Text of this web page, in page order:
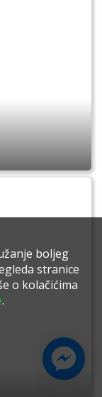
boljeg
stranice
o kolačićima
.